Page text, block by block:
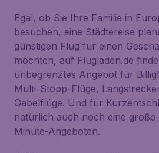
Egal, ob Sie Ihre Familie in
besuchen, eine Städtereise
günstigen Flug für einen
möchten, auf Flugladen.de
unbegrenztes Angebot für
Multi-Stopp-Flüge,
Gabelflüge. Und für
natürlich auch noch eine große
Minute-Angeboten.